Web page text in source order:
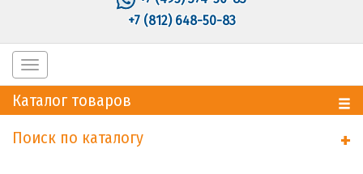
+7 (812) 648-50-83
Toggle
navigation
Каталог товаров
Поиск по каталогу
+